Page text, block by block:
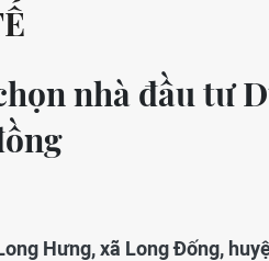
nhà đầu tư
Hưng, xã Long Đống,